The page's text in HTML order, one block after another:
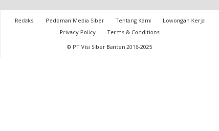
Redaksi Pedoman Media Siber Tentang Kami
Lowongan Kerja
Privacy Policy
Terms & Conditions
© PT Visi Siber Banten 2016-2025